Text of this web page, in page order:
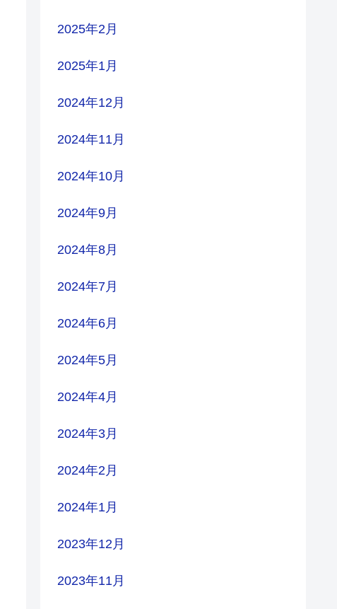
2025年2月
2025年1月
2024年12月
2024年11月
2024年10月
2024年9月
2024年8月
2024年7月
2024年6月
2024年5月
2024年4月
2024年3月
2024年2月
2024年1月
2023年12月
2023年11月